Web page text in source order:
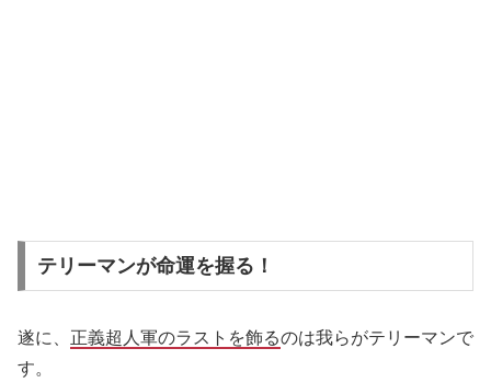
テリーマンが命運を握る！
遂に、 正義超人軍のラストを飾るのは我らがテリーマンで
す。